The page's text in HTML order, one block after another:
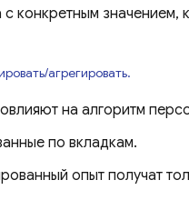
конкретным
агрегировать.
на алгоритм
по вкладкам.
опыт получат